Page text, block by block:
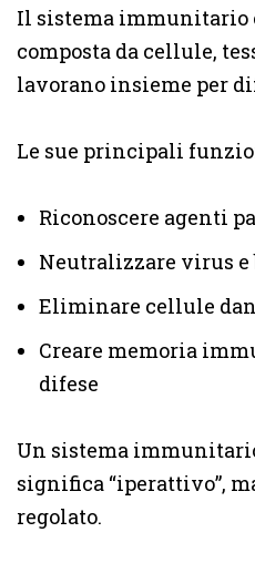
Il sistema immunitario
composta da cellule,
lavorano insieme per
Le sue principali
Riconoscere agenti
Neutralizzare virus e
Eliminare cellule
Creare memoria
difese
Un sistema
significa “iperattivo”,
regolato.